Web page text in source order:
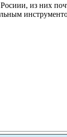
из них